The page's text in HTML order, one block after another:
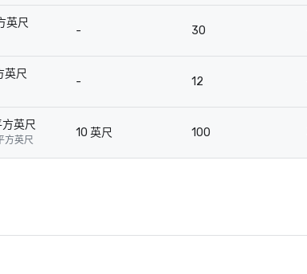
英尺
- 30
英尺
- 12
英尺
方英尺
10 英尺 100